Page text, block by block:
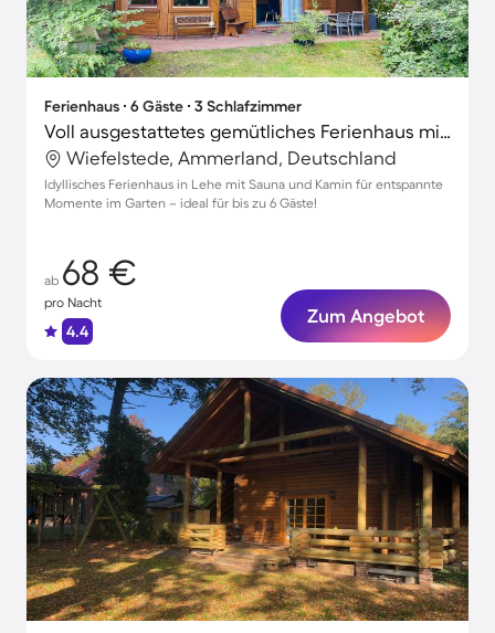
Ferienhaus ∙ 6 Gäste ∙ 3 Schlafzimmer
Voll ausgestattetes gemütliches Ferienhaus mit Grill, Terrasse und Sauna | Naturblick
Wiefelstede, Ammerland, Deutschland
Idyllisches Ferienhaus in Lehe mit Sauna und Kamin für entspannte
Momente im Garten – ideal für bis zu 6 Gäste!
ab 68 €
pro Nacht
4.4
Zum Angebot